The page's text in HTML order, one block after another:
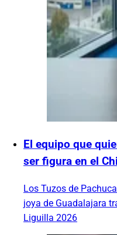
El equipo que
ser figura en el
Los Tuzos de
joya de Guadalajara
Liguilla 2026